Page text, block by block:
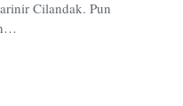
Cilandak. Pun